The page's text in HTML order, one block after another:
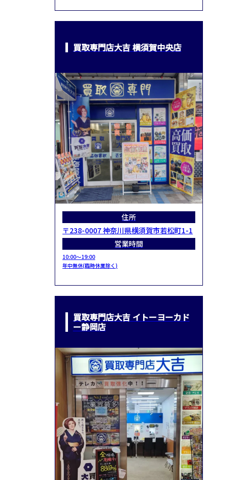
買取専門店大吉 横須賀中央店
住所
〒238-0007 神奈川県横須賀市若松町1-1
営業時間
10:00～19:00
年中無休(臨時休業除く)
買取専門店大吉 イトーヨーカド
ー静岡店